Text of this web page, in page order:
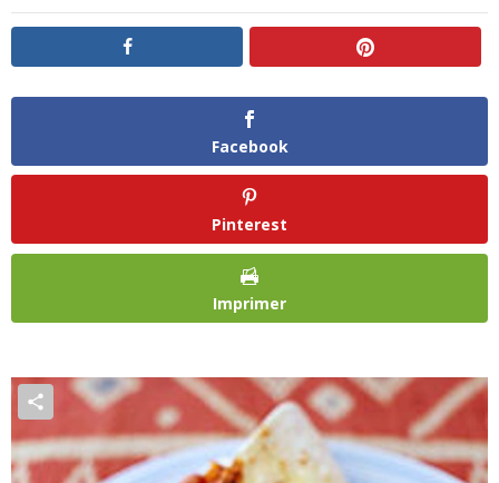
Facebook
Pinterest
Imprimer